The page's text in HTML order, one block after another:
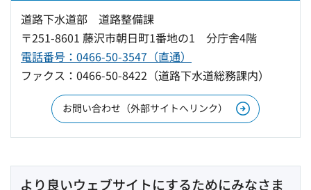
道路下水道部 道路整備課
〒251-8601 藤沢市朝日町1番地の1 分庁舎4階
電話番号：0466-50-3547（直通）
ファクス：0466-50-8422（道路下水道総務課内）
お問い合わせ（外部サイトへリンク）
より良いウェブサイトにするためにみなさま